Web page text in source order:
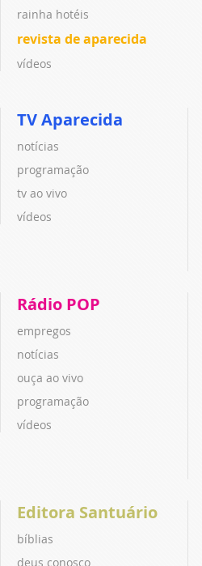
rainha hotéis
revista de aparecida
vídeos
TV Aparecida
notícias
programação
tv ao vivo
vídeos
Rádio POP
empregos
notícias
ouça ao vivo
programação
vídeos
Editora Santuário
bíblias
deus conosco